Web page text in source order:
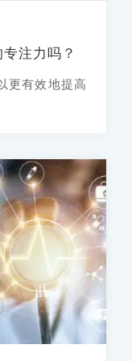
注力吗？
更有效地提高